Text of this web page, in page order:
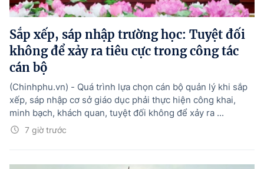
Sắp xếp, sáp nhập trường học: Tuyệt đối
không để xảy ra tiêu cực trong công tác
cán bộ
7 giờ trước
(Chinhphu.vn) - Quá trình lựa chọn cán bộ quản lý khi sắp
xếp, sáp nhập cơ sở giáo dục phải thực hiện công khai,
minh bạch, khách quan, tuyệt đối không để xảy ra ...